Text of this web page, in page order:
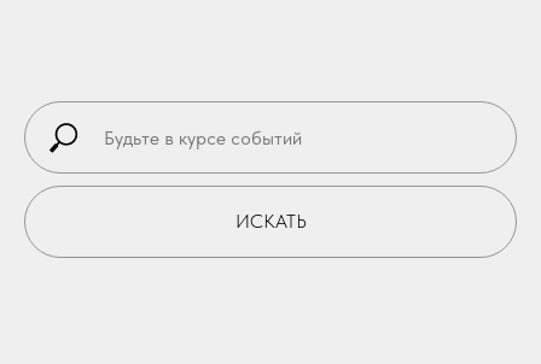
ИСКАТЬ